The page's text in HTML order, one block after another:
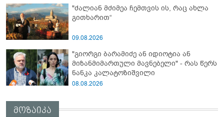
"ძალიან მძიმეა ჩემთვის ის, რაც ახლა
გითხარით“
09.08.2026
"გიორგი ბარამიძე ან იდიოტია ან
მიზანმიმართული მავნებელი" - რას წერს
ნანკა კალატოზიშვილი
08.08.2026
მოზაიკა